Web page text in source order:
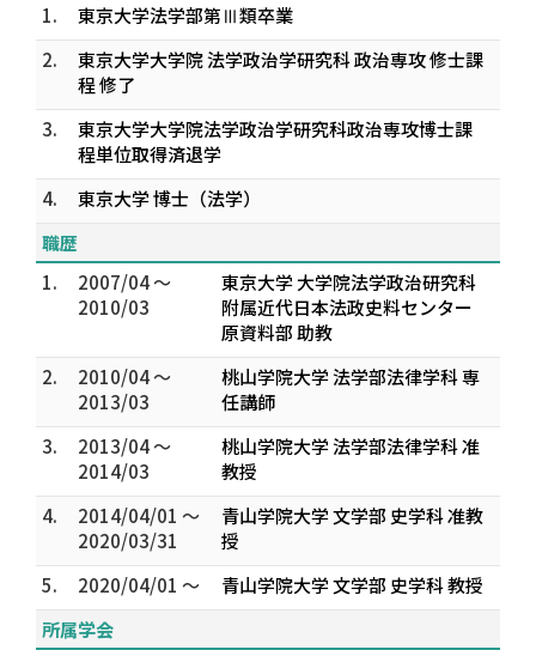
1.
東京大学法学部第Ⅲ類卒業
2.
東京大学大学院 法学政治学研究科 政治専攻 修士課
程 修了
3.
東京大学大学院法学政治学研究科政治専攻博士課
程単位取得済退学
4.
東京大学 博士（法学）
職歴
1.
2007/04 ～
2010/03
東京大学 大学院法学政治研究科
附属近代日本法政史料センター
原資料部 助教
2.
2010/04 ～
2013/03
桃山学院大学 法学部法律学科 専
任講師
3.
2013/04 ～
2014/03
桃山学院大学 法学部法律学科 准
教授
4.
2014/04/01 ～
2020/03/31
青山学院大学 文学部 史学科 准教
授
5.
2020/04/01 ～
青山学院大学 文学部 史学科 教授
所属学会